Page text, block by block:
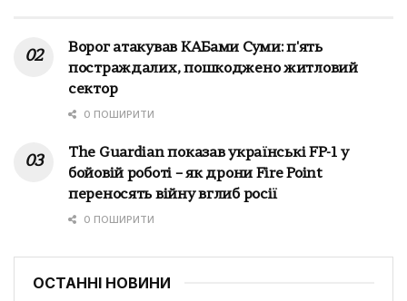
Ворог атакував КАБами Суми: п'ять
постраждалих, пошкоджено житловий
сектор
0 ПОШИРИТИ
The Guardian показав українські FP-1 у
бойовій роботі – як дрони Fire Point
переносять війну вглиб росії
0 ПОШИРИТИ
ОСТАННІ НОВИНИ